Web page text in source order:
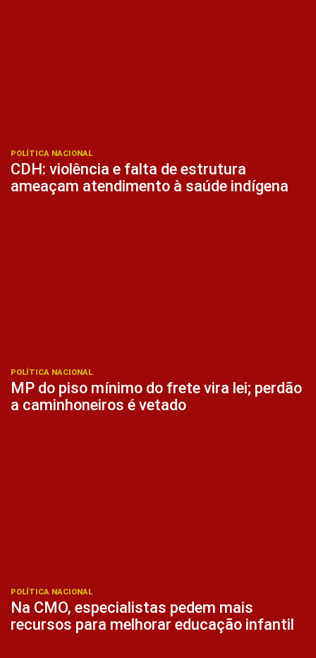
POLÍTICA NACIONAL
CDH: violência e falta de estrutura
ameaçam atendimento à saúde indígena
POLÍTICA NACIONAL
MP do piso mínimo do frete vira lei; perdão
a caminhoneiros é vetado
POLÍTICA NACIONAL
Na CMO, especialistas pedem mais
recursos para melhorar educação infantil